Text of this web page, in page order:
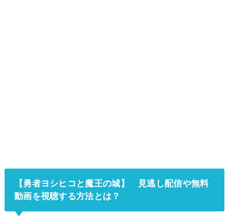
【勇者ヨシヒコと魔王の城】 見逃し配信や無料
動画を視聴する方法とは？